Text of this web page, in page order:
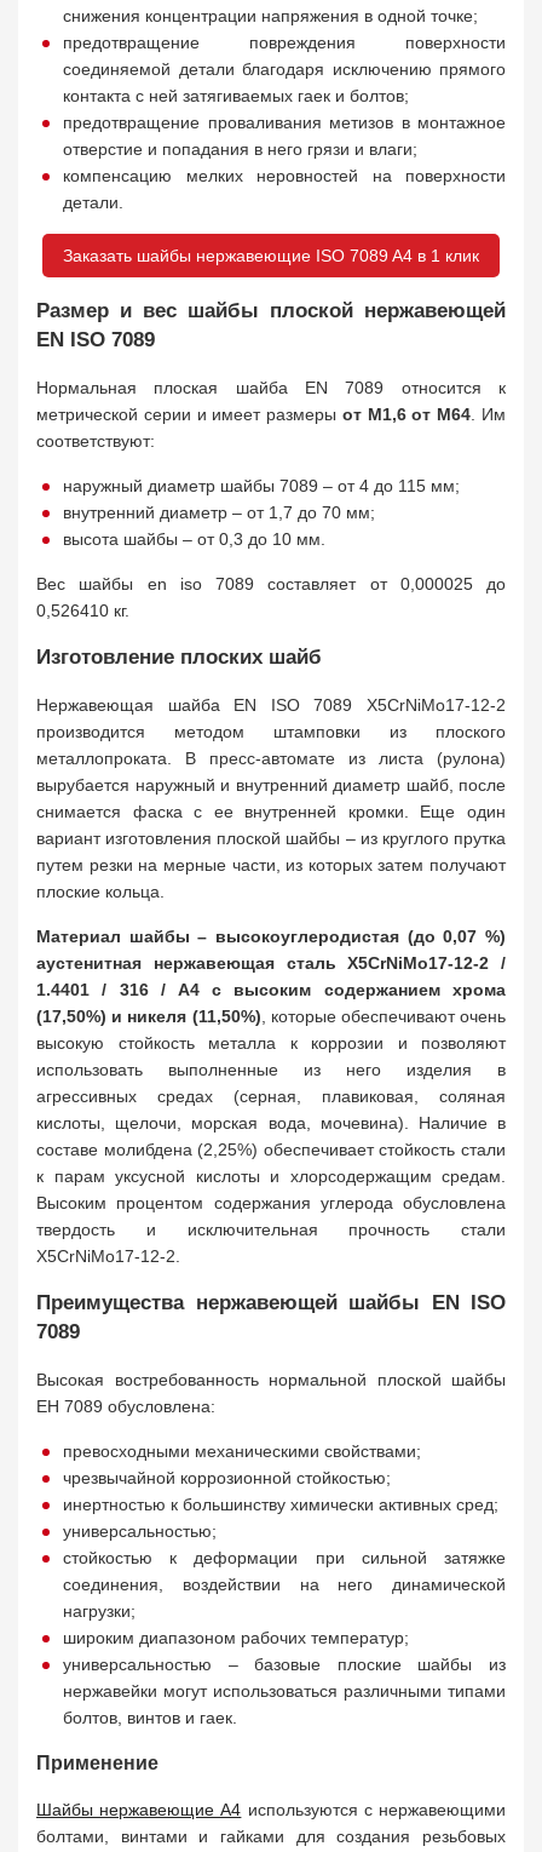
снижения концентрации напряжения в одной точке;
предотвращение повреждения поверхности
соединяемой детали благодаря исключению прямого
контакта с ней затягиваемых гаек и болтов;
предотвращение проваливания метизов в монтажное
отверстие и попадания в него грязи и влаги;
компенсацию мелких неровностей на поверхности
детали.
Заказать шайбы нержавеющие ISO 7089 A4 в 1 клик
Размер и вес шайбы плоской нержавеющей
EN ISO 7089
Нормальная плоская шайба EN 7089 относится к
метрической серии и имеет размеры от М1,6 от М64 . Им
соответствуют:
наружный диаметр шайбы 7089 – от 4 до 115 мм;
внутренний диаметр – от 1,7 до 70 мм;
высота шайбы – от 0,3 до 10 мм.
Вес шайбы en iso 7089 составляет от 0,000025 до
0,526410 кг.
Изготовление плоских шайб
Нержавеющая шайба EN ISO 7089 X5CrNiMo17-12-2
производится методом штамповки из плоского
металлопроката. В пресс-автомате из листа (рулона)
вырубается наружный и внутренний диаметр шайб, после
снимается фаска с ее внутренней кромки. Еще один
вариант изготовления плоской шайбы – из круглого прутка
путем резки на мерные части, из которых затем получают
плоские кольца.
Материал шайбы – высокоуглеродистая (до 0,07 %)
аустенитная нержавеющая сталь X5CrNiMo17-12-2 /
1.4401 / 316 / A4 с высоким содержанием хрома
(17,50%) и никеля (11,50%) , которые обеспечивают очень
высокую стойкость металла к коррозии и позволяют
использовать выполненные из него изделия в
агрессивных средах (серная, плавиковая, соляная
кислоты, щелочи, морская вода, мочевина). Наличие в
составе молибдена (2,25%) обеспечивает стойкость стали
к парам уксусной кислоты и хлорсодержащим средам.
Высоким процентом содержания углерода обусловлена
твердость и исключительная прочность стали
X5CrNiMo17-12-2.
Преимущества нержавеющей шайбы EN ISO
7089
Высокая востребованность нормальной плоской шайбы
ЕН 7089 обусловлена:
превосходными механическими свойствами;
чрезвычайной коррозионной стойкостью;
инертностью к большинству химически активных сред;
универсальностью;
стойкостью к деформации при сильной затяжке
соединения, воздействии на него динамической
нагрузки;
широким диапазоном рабочих температур;
универсальностью – базовые плоские шайбы из
нержавейки могут использоваться различными типами
болтов, винтов и гаек.
Применение
Шайбы нержавеющие A4 используются с нержавеющими
болтами, винтами и гайками для создания резьбовых